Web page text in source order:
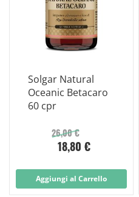
Solgar Natural
Oceanic Betacaro
60 cpr
26,00 €
18,80 €
Aggiungi al Carrello